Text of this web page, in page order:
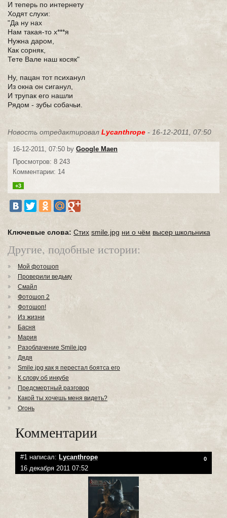
И теперь по интернету
Ходят слухи:
"Да ну нах
Нам такая-то х***я
Нужна даром,
Как сорняк,
Тете Вале наш косяк"
Ну, пацан тот психанул
Из окна он сиганул,
И трупак его нашли
Рядом - зубы собачьи.
Новость отредактировал Lycanthrope - 16-12-2011, 07:50
16-12-2011, 07:50 by Google Maen
Просмотров: 8 243
Комментарии: 14
+3
Ключевые слова: Стих smile.jpg ни о чём высер школьника
Другие, подобные истории:
Мой фотошоп
Проверили ведьму
Смайл
Фотошоп 2
Фотошоп!
Из жизни
Басня
Мария
Разоблачение Smile.jpg
Дядя
Smile.jpg как я перестал боятса его
К слову об инкубе
Предсмертный разговор
Какой ты хочешь меня видеть?
Огонь
Комментарии
#1 написал: Lycanthrope 0
16 декабря 2011 07:52